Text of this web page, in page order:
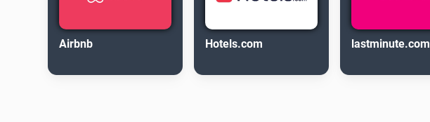
Airbnb Hotels.com lastminute.com